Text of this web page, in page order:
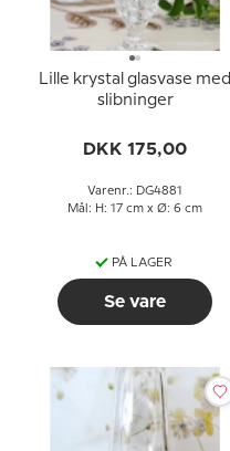
Lille krystal glasvase med
slibninger
DKK 175,00
Varenr.: DG4881
Mål: H: 17 cm x Ø: 6 cm
PÅ LAGER
Se vare